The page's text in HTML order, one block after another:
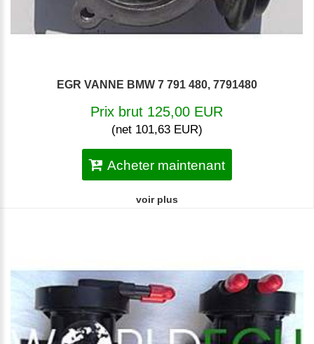
EGR VANNE BMW 7 791 480, 7791480
Prix brut 125,00 EUR
(net 101,63 EUR)
Acheter maintenant
voir plus